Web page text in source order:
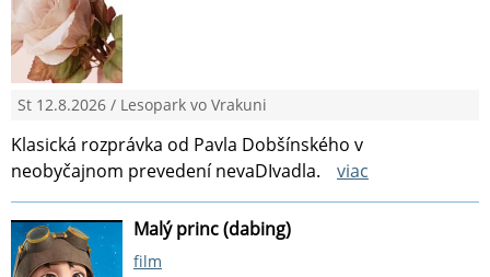
St 12.8.2026 / Lesopark vo Vrakuni
Klasická rozprávka od Pavla Dobšínského v
neobyčajnom prevedení nevaDIvadla.
viac
Malý princ (dabing)
film